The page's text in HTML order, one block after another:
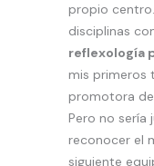
propio
disciplinas
reflexología
mis primeros
promotora
Pero no sería
reconocer el
siguiente